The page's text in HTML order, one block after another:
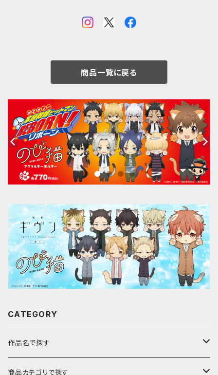
商品一覧に戻る
CATEGORY
作品名で探す
ア行
商品カテゴリで探す